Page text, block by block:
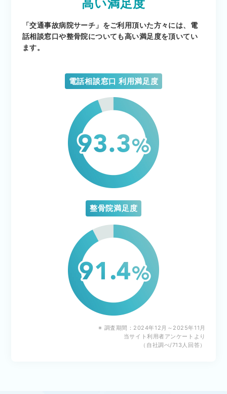
高い満足度
「交通事故病院サーチ」をご利用頂いた方々には、 電
話相談窓口や整骨院についても高い満足度を頂いてい
ます。
電話相談窓口 利用満足度
整骨院満足度
※ 調査期間：2024年12月～2025年11月
当サイト利用者アンケートより
（自社調べ/713人回答）